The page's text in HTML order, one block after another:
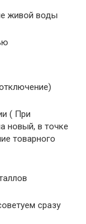
живой воды
( При
новый, в точке
товарного
сразу